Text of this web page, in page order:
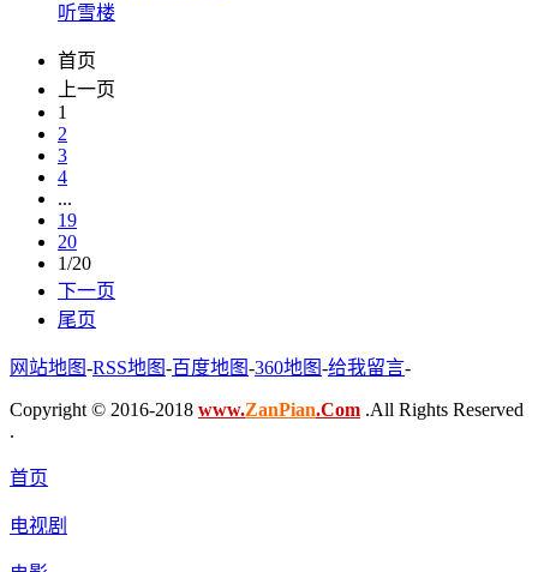
听雪楼
首页
上一页
1
2
3
4
...
19
20
1/20
下一页
尾页
网站地图-RSS地图-百度地图-360地图-给我留言-
Copyright © 2016-2018 www.ZanPian.Com .All Rights Reserved
.
首页
电视剧